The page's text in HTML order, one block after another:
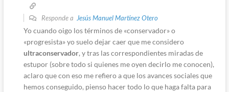
Responde a Jesús Manuel Martínez Otero
Yo cuando oigo los términos de «conservador» o
«progresista» yo suelo dejar caer que me considero
ultraconservador, y tras las correspondientes miradas de
estupor (sobre todo si quienes me oyen decirlo me conocen),
aclaro que con eso me refiero a que los avances sociales que
hemos conseguido, pienso hacer todo lo que haga falta para